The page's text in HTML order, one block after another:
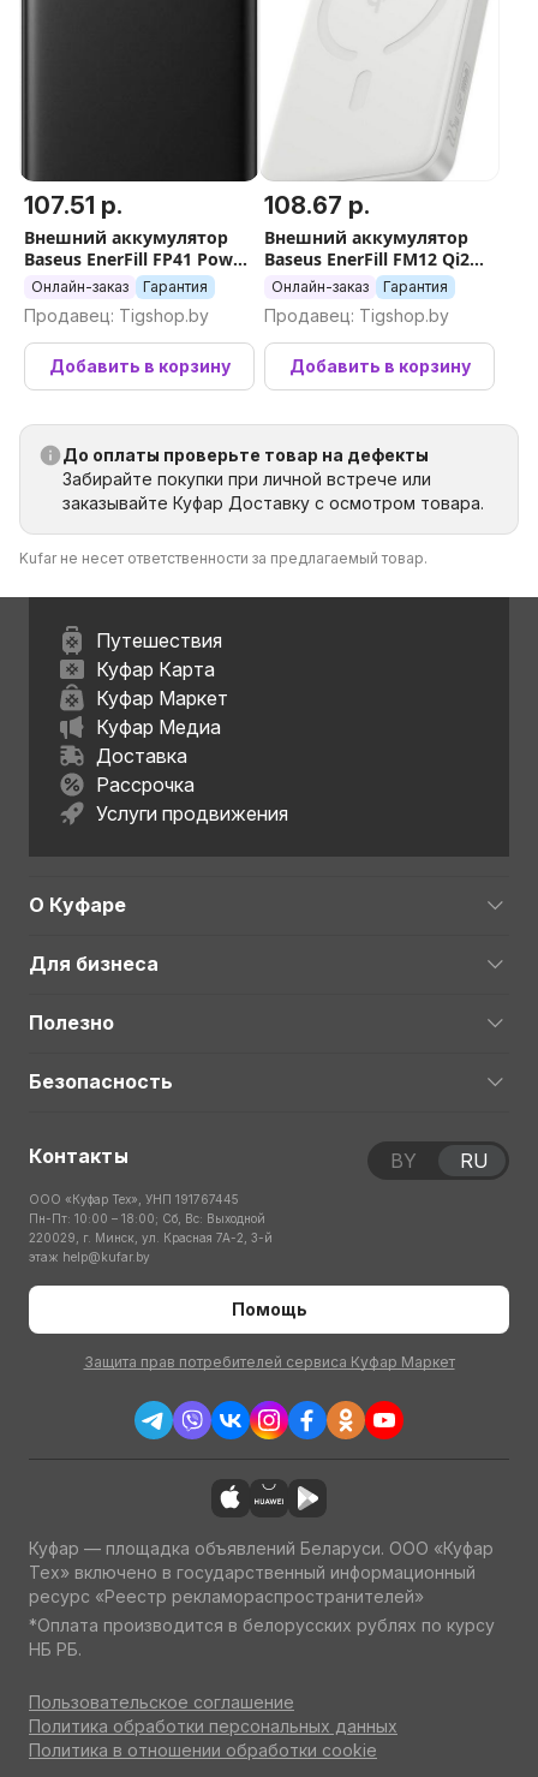
107.51 р.
Внешний аккумулятор
Baseus EnerFill FP41 Power
Bank 22.5W 30000mAh
Онлайн-заказ Гарантия
Продавец: Tigshop.by
Добавить в корзину
108.67 р.
Внешний аккумулятор
Baseus EnerFill FM12 Qi2
Magnetic Power Bank
22.5W 10000mAh (белый)
Онлайн-заказ Гарантия
Продавец: Tigshop.by
Добавить в корзину
До оплаты проверьте товар на дефекты
Забирайте покупки при личной встрече или
заказывайте Куфар Доставку с осмотром товара.
Kufar не несет ответственности за предлагаемый товар.
Путешествия
Куфар Карта
Куфар Маркет
Куфар Медиа
Доставка
Рассрочка
Услуги продвижения
О Куфаре
Для бизнеса
Полезно
Безопасность
Контакты
ООО «Куфар Тех», УНП 191767445
Пн-Пт: 10:00 – 18:00; Сб, Вс: Выходной
220029, г. Минск, ул. Красная 7А-2, 3-й
этаж help@kufar.by
Помощь
Защита прав потребителей сервиса Куфар Маркет
BY RU
Куфар — площадка объявлений Беларуси. ООО «Куфар
Тех» включено в государственный информационный
ресурс «Реестр рекламораспространителей»
*Оплата производится в белорусских рублях по курсу
НБ РБ.
Пользовательское соглашение
Политика обработки персональных данных
Политика в отношении обработки cookie